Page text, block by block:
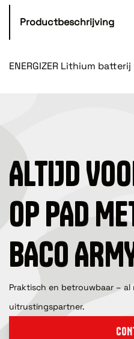
Productbeschrijving
ENERGIZER Lithium batterij
ALTIJD
OP PAD
BACO
Praktisch en betrouwbaar – al
uitrustingspartner.